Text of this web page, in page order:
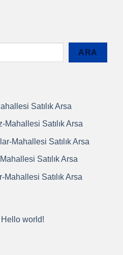
ARA
Satılık Arsa
Satılık Arsa
Mahallesi Satılık Arsa
Satılık Arsa
Satılık Arsa
Hello world!